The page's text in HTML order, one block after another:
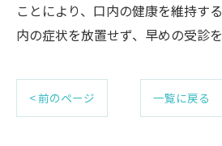
ことにより、口内の健康を維持す
内の症状を放置せず、早めの受診
< 前のページ 一覧に戻る